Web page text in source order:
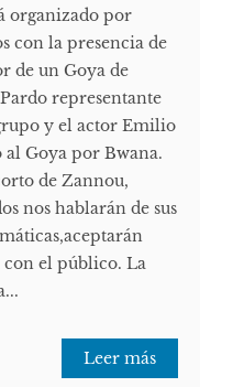
organizado por
con la presencia de
de un Goya de
representante
y el actor Emilio
Goya por Bwana.
de Zannou,
nos hablarán de sus
el público. La
Leer más